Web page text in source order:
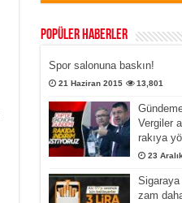
Popüler Haberler
Spor salonuna baskın!
21 Haziran 2015 13,801
Vergiler
rakıya
23
Sigaraya
zam